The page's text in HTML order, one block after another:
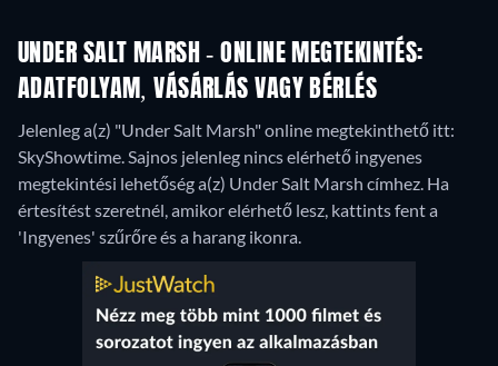
UNDER SALT MARSH - ONLINE MEGTEKINTÉS:
ADATFOLYAM, VÁSÁRLÁS VAGY BÉRLÉS
Jelenleg a(z) "Under Salt Marsh" online megtekinthető itt:
SkyShowtime.Sajnos jelenleg nincs elérhető ingyenes
megtekintési lehetőség a(z) Under Salt Marsh címhez. Ha
értesítést szeretnél, amikor elérhető lesz, kattints fent a
'Ingyenes' szűrőre és a harang ikonra.